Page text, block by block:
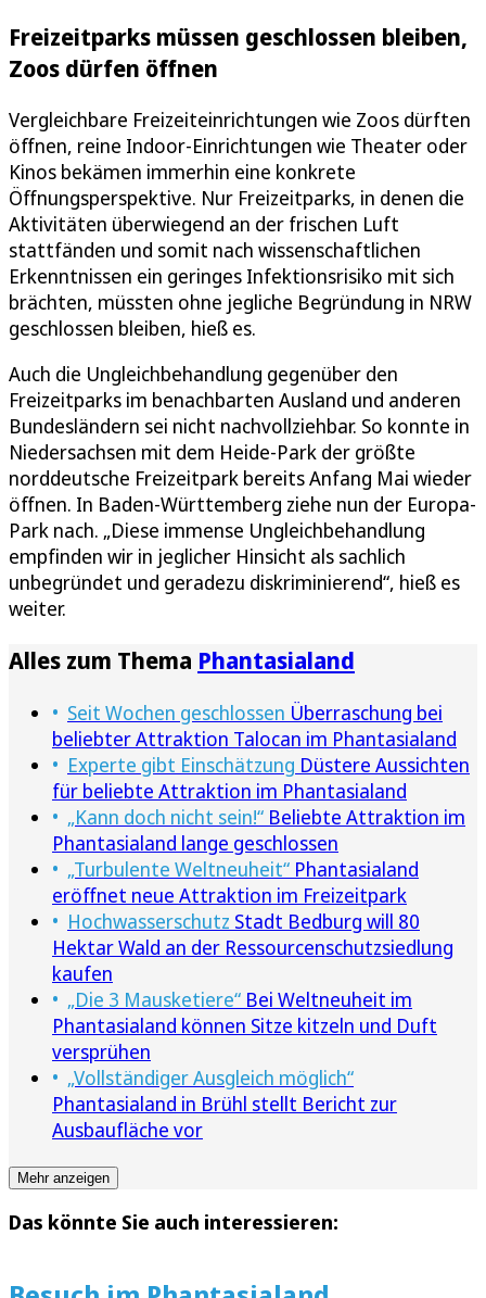
Freizeitparks müssen geschlossen bleiben,
Zoos dürfen öffnen
Vergleichbare Freizeiteinrichtungen wie Zoos dürften
öffnen, reine Indoor-Einrichtungen wie Theater oder
Kinos bekämen immerhin eine konkrete
Öffnungsperspektive. Nur Freizeitparks, in denen die
Aktivitäten überwiegend an der frischen Luft
stattfänden und somit nach wissenschaftlichen
Erkenntnissen ein geringes Infektionsrisiko mit sich
brächten, müssten ohne jegliche Begründung in NRW
geschlossen bleiben, hieß es.
Auch die Ungleichbehandlung gegenüber den
Freizeitparks im benachbarten Ausland und anderen
Bundesländern sei nicht nachvollziehbar. So konnte in
Niedersachsen mit dem Heide-Park der größte
norddeutsche Freizeitpark bereits Anfang Mai wieder
öffnen. In Baden-Württemberg ziehe nun der Europa-
Park nach. „Diese immense Ungleichbehandlung
empfinden wir in jeglicher Hinsicht als sachlich
unbegründet und geradezu diskriminierend“, hieß es
weiter.
Alles zum Thema Phantasialand
Seit Wochen geschlossen Überraschung bei
beliebter Attraktion Talocan im Phantasialand
Experte gibt Einschätzung Düstere Aussichten
für beliebte Attraktion im Phantasialand
„Kann doch nicht sein!“ Beliebte Attraktion im
Phantasialand lange geschlossen
„Turbulente Weltneuheit“ Phantasialand
eröffnet neue Attraktion im Freizeitpark
Hochwasserschutz Stadt Bedburg will 80
Hektar Wald an der Ressourcenschutzsiedlung
kaufen
„Die 3 Mausketiere“ Bei Weltneuheit im
Phantasialand können Sitze kitzeln und Duft
versprühen
„Vollständiger Ausgleich möglich“
Phantasialand in Brühl stellt Bericht zur
Ausbaufläche vor
Mehr anzeigen
Das könnte Sie auch interessieren: